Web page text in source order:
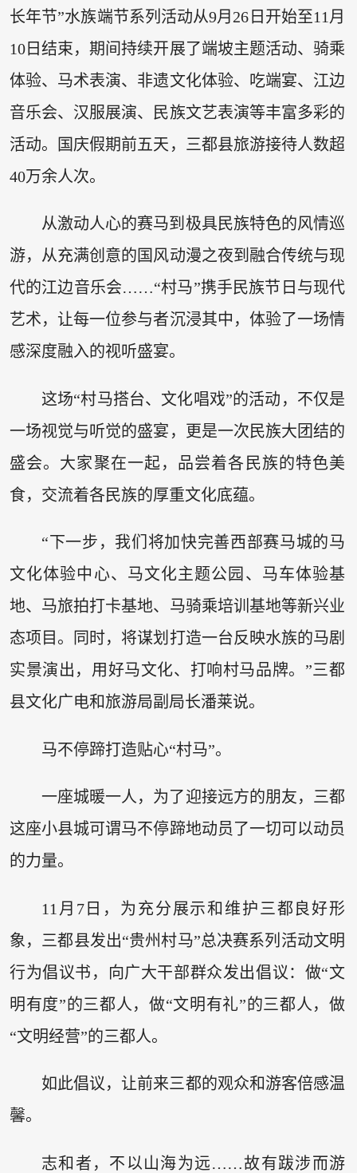
长年节”水族端节系列活动从9月26日开始至11月
10日结束，期间持续开展了端坡主题活动、骑乘
体验、马术表演、非遗文化体验、吃端宴、江边
音乐会、汉服展演、民族文艺表演等丰富多彩的
活动。国庆假期前五天，三都县旅游接待人数超
40万余人次。
从激动人心的赛马到极具民族特色的风情巡
游，从充满创意的国风动漫之夜到融合传统与现
代的江边音乐会……“村马”携手民族节日与现代
艺术，让每一位参与者沉浸其中，体验了一场情
感深度融入的视听盛宴。
这场“村马搭台、文化唱戏”的活动，不仅是
一场视觉与听觉的盛宴，更是一次民族大团结的
盛会。大家聚在一起，品尝着各民族的特色美
食，交流着各民族的厚重文化底蕴。
“下一步，我们将加快完善西部赛马城的马
文化体验中心、马文化主题公园、马车体验基
地、马旅拍打卡基地、马骑乘培训基地等新兴业
态项目。同时，将谋划打造一台反映水族的马剧
实景演出，用好马文化、打响村马品牌。”三都
县文化广电和旅游局副局长潘莱说。
马不停蹄打造贴心“村马”。
一座城暖一人，为了迎接远方的朋友，三都
这座小县城可谓马不停蹄地动员了一切可以动员
的力量。
11月7日，为充分展示和维护三都良好形
象，三都县发出“贵州村马”总决赛系列活动文明
行为倡议书，向广大干部群众发出倡议：做“文
明有度”的三都人，做“文明有礼”的三都人，做
“文明经营”的三都人。
如此倡议，让前来三都的观众和游客倍感温
馨。
志和者，不以山海为远……故有跋涉而游